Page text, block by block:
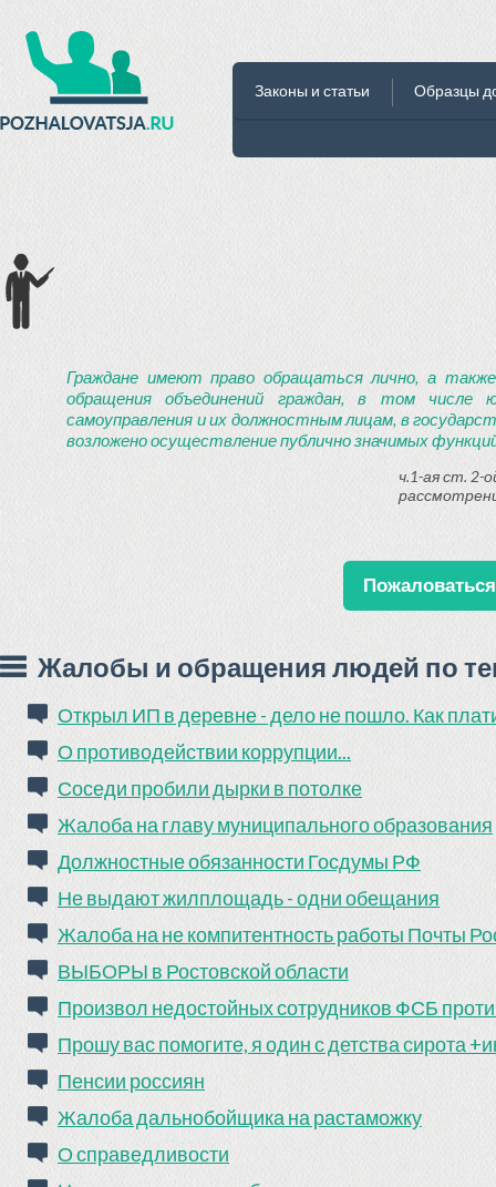
Законы и статьи Образцы
Граждане имеют право обращаться лично, а
обращения объединений граждан, в том числе
самоуправления и их должностным лицам, в
возложено осуществление публично значимых
ч.1-ая ст. 2-
Жалобы и обращения людей по
Открыл ИП в деревне - дело не пошло. Как
О противодействии коррупции...
Соседи пробили дырки в потолке
Жалоба на главу муниципального образования
Должностные обязанности Госдумы РФ
Не выдают жилплощадь - одни обещания
Жалоба на не компитентность работы Почты
ВЫБОРЫ в Ростовской области
Произвол недостойных сотрудников ФСБ
Прошу вас помогите, я один с детства сирота
Пенсии россиян
Жалоба дальнобойщика на растаможку
О справедливости